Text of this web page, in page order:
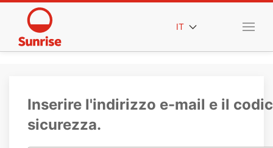
IT
Inserire l'indirizzo e-mail e il
sicurezza.